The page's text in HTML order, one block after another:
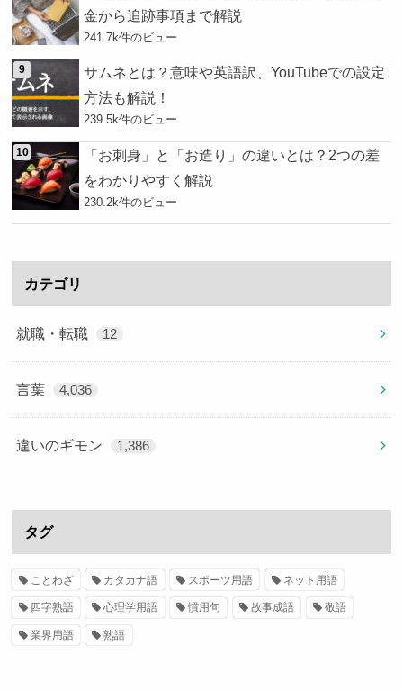
金から追跡事項まで解説
241.7k件のビュー
サムネとは？意味や英語訳、YouTubeでの設定
方法も解説！
239.5k件のビュー
「お刺身」と「お造り」の違いとは？2つの差
をわかりやすく解説
230.2k件のビュー
カテゴリ
就職・転職 12
言葉 4,036
違いのギモン 1,386
タグ
ことわざ カタカナ語 スポーツ用語 ネット用語
四字熟語 心理学用語 慣用句 故事成語 敬語
業界用語 熟語